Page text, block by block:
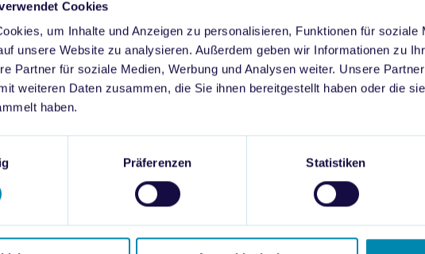
Cookies
um Inhalte und Anzeigen zu personalisieren, Funktionen für soziale
unsere Website zu analysieren. Außerdem geben wir Informationen zu
Partner für soziale Medien, Werbung und Analysen weiter. Unsere
weiteren Daten zusammen, die Sie ihnen bereitgestellt haben oder die
haben.
Präferenzen Statistiken
der Telehealth-Anbieter für
spielen eine zentrale Rolle bei der Digitalisierung des
digitale Behandlungspfade – von der Erstdiagnose über
zur Ausstellung und Einlösung des E-Rezepts. Die Studie unterteilt
: Allgemeine Terminplattformen wieDoctolib und Jameda,
sowie spezialisierte Anbieter, darunter flowzz und derma2go
.
Pharmahersteller, da sieHWG-konforme
und zielgerichtete
Behandlungsketten ermöglichen.